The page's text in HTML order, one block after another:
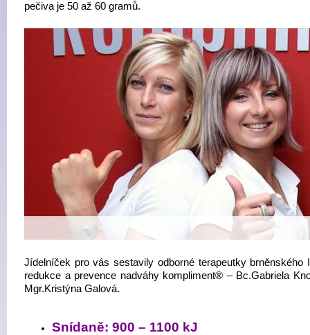
pečiva je 50 až 60 gramů.
Jídelníček pro vás sestavily odborné terapeutky brněnského
redukce a prevence nadváhy kompliment® – Bc.Gabriela
Mgr.Kristýna Galová.
Snídaně: 900 – 1100 kJ